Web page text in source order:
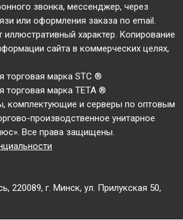
звонка, мессенджер, через
или оформления заказа по email.
характер. Копирование
сайта в коммерческих целях,
торговая марка STC ®
торговая марка TETA ®
комплектующие и серверы по оптовым
производственное унитарное
Все права защищены.
220089, г. Минск, ул. Прилукская 50,